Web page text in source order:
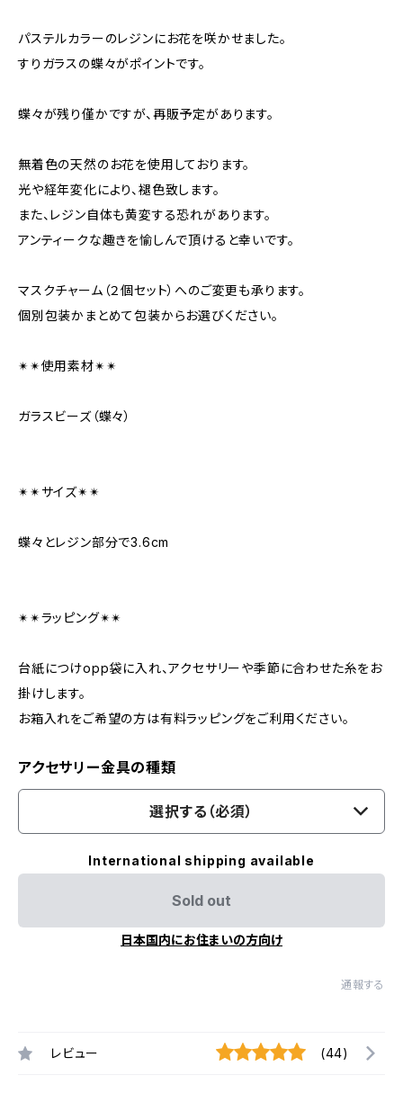
パステルカラーのレジンにお花を咲かせました。
すりガラスの蝶々がポイントです。
蝶々が残り僅かですが、再販予定があります。
無着色の天然のお花を使用しております。
光や経年変化により、褪色致します。
また、レジン自体も黄変する恐れがあります。
アンティークな趣きを愉しんで頂けると幸いです。
マスクチャーム（２個セット）へのご変更も承ります。
個別包装かまとめて包装からお選びください。
✴︎✴︎使用素材✴︎✴︎
ガラスビーズ（蝶々）
✴︎✴︎サイズ✴︎✴︎
蝶々とレジン部分で3.6cm
✴︎✴︎ラッピング✴︎✴︎
台紙につけopp袋に入れ、アクセサリーや季節に合わせた糸をお
掛けします。
お箱入れをご希望の方は有料ラッピングをご利用ください。
アクセサリー金具の種類
選択する（必須）
International shipping available
Sold out
日本国内にお住まいの方向け
通報する
レビュー (44)